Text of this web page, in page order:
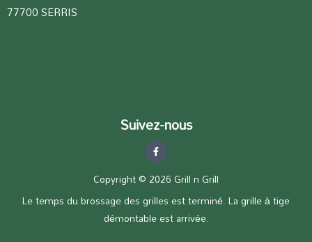
77700 SERRIS
Suivez-nous
F
a
c
e
b
o
k
-f
Copyright © 2026 Grill n Grill
Le temps du brossage des grilles est terminé. La grille à tige
démontable est arrivée.